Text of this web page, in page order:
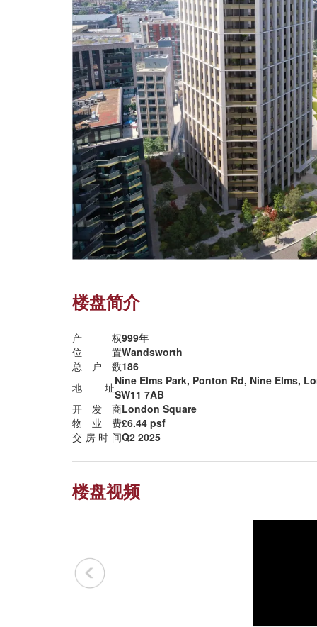
楼盘简介
产权999年
位置Wandsworth
总户数186
地址Nine Elms Park, Ponton Rd, Nine Elms,
SW11 7AB
开发商London Square
物业费£6.44 psf
交房时间Q2 2025
楼盘视频